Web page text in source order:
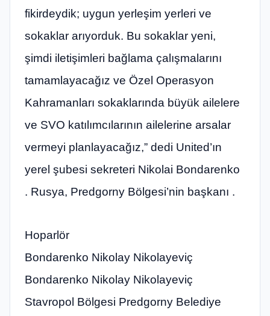
fikirdeydik; uygun yerleşim yerleri ve
sokaklar arıyorduk. Bu sokaklar yeni,
şimdi iletişimleri bağlama çalışmalarını
tamamlayacağız ve Özel Operasyon
Kahramanları sokaklarında büyük ailelere
ve SVO katılımcılarının ailelerine arsalar
vermeyi planlayacağız,” dedi United’ın
yerel şubesi sekreteri Nikolai Bondarenko
. Rusya, Predgorny Bölgesi’nin başkanı .
Hoparlör
Bondarenko Nikolay Nikolayeviç
Bondarenko Nikolay Nikolayeviç
Stavropol Bölgesi Predgorny Belediye